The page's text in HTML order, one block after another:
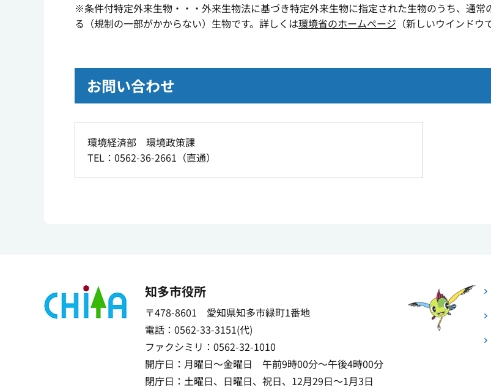
※条件付特定外来生物・・・外来生物法に基づき特定外来生物に指定された生物のうち、通
る（規制の一部がかからない）生物です。詳しくは環境省のホームページ （新しいウインドウ
お問い合わせ
環境経済部 環境政策課
TEL：0562-36-2661（直通）
知多市役所
〒478-8601 愛知県知多市緑町1番地
電話：0562-33-3151(代)
ファクシミリ：0562-32-1010
開庁日：月曜日～金曜日 午前9時00分～午後4時00分
閉庁日：土曜日、日曜日、祝日、12月29日～1月3日